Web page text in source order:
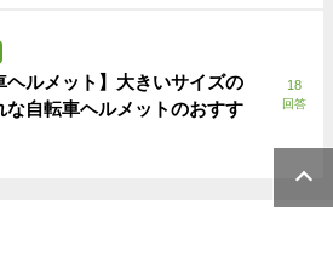
ヘルメット】大きいサイズの
な自転車ヘルメットのおすす
18
回答